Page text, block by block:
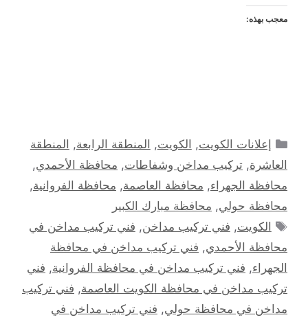
معجب بهذه:
التصنيفات
إعلانات الكويت, الكويت, المنطقة الرابعة, المنطقة
العاشرة, تركيب مداخن وشفاطات, محافظة الأحمدي,
محافظة الجهراء, محافظة العاصمة, محافظة الفروانية,
محافظة حولي, محافظة مبارك الكبير
الوسوم
الكويت, فني تركيب مداخن, فني تركيب مداخن في
محافظة الأحمدي, فني تركيب مداخن في محافظة
الجهراء, فني تركيب مداخن في محافظة الفروانية, فني
تركيب مداخن في محافظة الكويت العاصمة, فني تركيب
مداخن في محافظة حولي, فني تركيب مداخن في